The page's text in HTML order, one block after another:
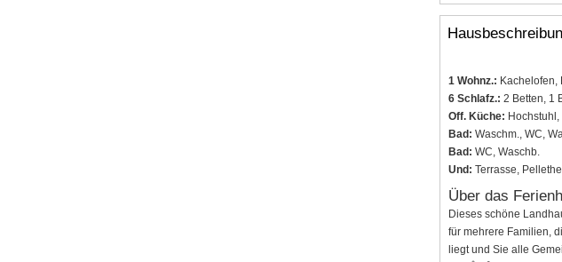
1 Wohnz.: Kachelofen,
6 Schlafz.: 2 Betten, 1
Off. Küche:
Bad: Waschm., WC,
Bad: WC, Waschb.
Und: Terrasse,
Über das
Dieses schöne
für mehrere Familien,
liegt und Sie alle